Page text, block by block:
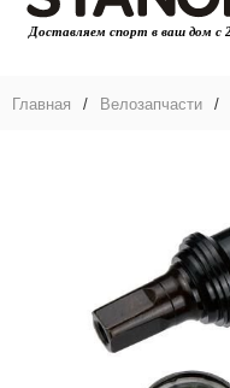
Главная / Велозапчасти /